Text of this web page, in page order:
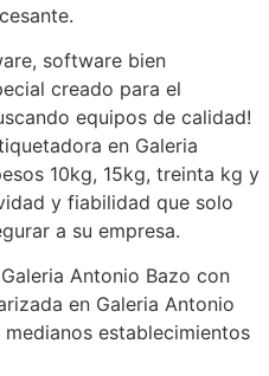
software bien
creado para el
equipos de calidad!
en Galeria
10kg, 15kg, treinta kg y
y fiabilidad que solo
a su empresa.
Antonio Bazo con
en Galeria Antonio
establecimientos